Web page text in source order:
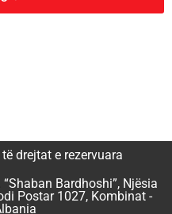
drejtat e rezervuara
“Shaban Bardhoshi”, Njësia
Postar 1027, Kombinat -